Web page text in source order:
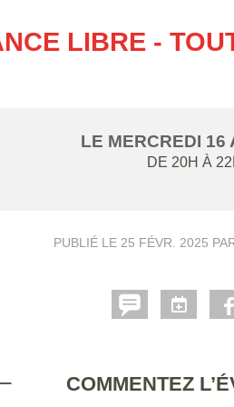
LIBRE -
LE MERCREDI 16
DE 20H À
PUBLIÉ LE 25 FÉVR. 2025
COMMENTEZ